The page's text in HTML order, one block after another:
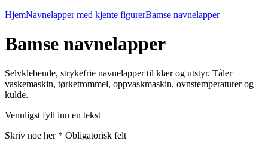
HjemNavnelapper med kjente figurerBamse navnelapper
Bamse navnelapper
Selvklebende, strykefrie navnelapper til klær og utstyr. Tåler
vaskemaskin, tørketrommel, oppvaskmaskin, ovnstemperaturer og
kulde.
Vennligst fyll inn en tekst
Skriv noe her * Obligatorisk felt